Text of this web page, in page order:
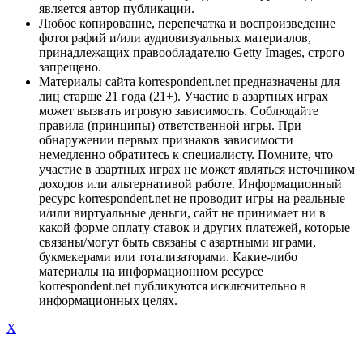
является автор публикации.
Любое копирование, перепечатка и воспроизведение
фотографий и/или аудиовизуальных материалов,
принадлежащих правообладателю Getty Images, строго
запрещено.
Материалы сайта korrespondent.net предназначены для
лиц старше 21 года (21+). Участие в азартных играх
может вызвать игровую зависимость. Соблюдайте
правила (принципы) ответственной игры. При
обнаружении первых признаков зависимости
немедленно обратитесь к специалисту. Помните, что
участие в азартных играх не может являться источником
доходов или альтернативой работе. Информационный
ресурс korrespondent.net не проводит игры на реальные
и/или виртуальные деньги, сайт не принимает ни в
какой форме оплату ставок и других платежей, которые
связаны/могут быть связаны с азартными играми,
букмекерами или тотализаторами. Какие-либо
материалы на информационном ресурсе
korrespondent.net публикуются исключительно в
информационных целях.
X